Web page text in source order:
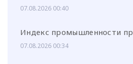
07.08.2026 00:40
Индекс промышленности
07.08.2026 00:34